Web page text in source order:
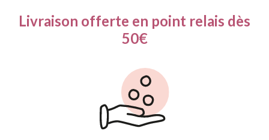
Livraison offerte en point relais dès
50€